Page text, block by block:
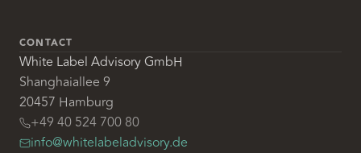
CONTACT
White Label Advisory GmbH
Shanghaiallee 9
20457 Hamburg
+49 40 524 700 80
info@whitelabeladvisory.de